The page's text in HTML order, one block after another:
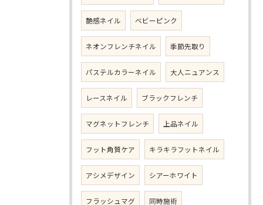
艶感ネイル ベビーピンク
ネオンフレンチネイル 季節先取り
パステルカラーネイル 大人ニュアンス
レースネイル ブラックフレンチ
マグネットフレンチ 上品ネイル
フット角質ケア キラキラフットネイル
アシメデザイン シアーホワイト
フラッシュマグ 同時施術